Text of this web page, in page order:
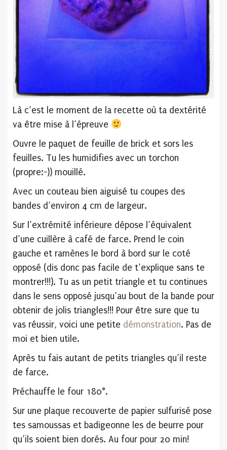
Là c’est le moment de la recette où ta dextérité
va être mise à l’épreuve
Ouvre le paquet de feuille de brick et sors les
feuilles. Tu les humidifies avec un torchon
(propre:-)) mouillé.
Avec un couteau bien aiguisé tu coupes des
bandes d’environ 4 cm de largeur.
Sur l’extrémité inférieure dépose l’équivalent
d’une cuillère à café de farce. Prend le coin
gauche et ramènes le bord à bord sur le coté
opposé (dis donc pas facile de t’explique sans te
montrer!!!). Tu as un petit triangle et tu continues
dans le sens opposé jusqu’au bout de la bande pour
obtenir de jolis triangles!!! Pour être sure que tu
vas réussir, voici une petite démonstration. Pas de
moi et bien utile.
Après tu fais autant de petits triangles qu’il reste
de farce.
Préchauffe le four 180°.
Sur une plaque recouverte de papier sulfurisé pose
tes samoussas et badigeonne les de beurre pour
qu’ils soient bien dorés. Au four pour 20 min!